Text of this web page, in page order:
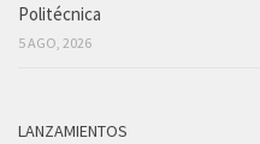
Politécnica
5 AGO, 2026
LANZAMIENTOS